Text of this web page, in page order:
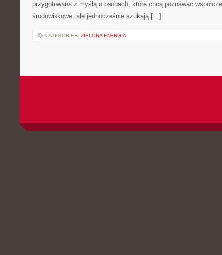
przygotowana z myślą o osobach, które chcą poznawać
środowiskowe, ale jednocześnie szukają […]
CATEGORIES: ZIELONA ENERGIA